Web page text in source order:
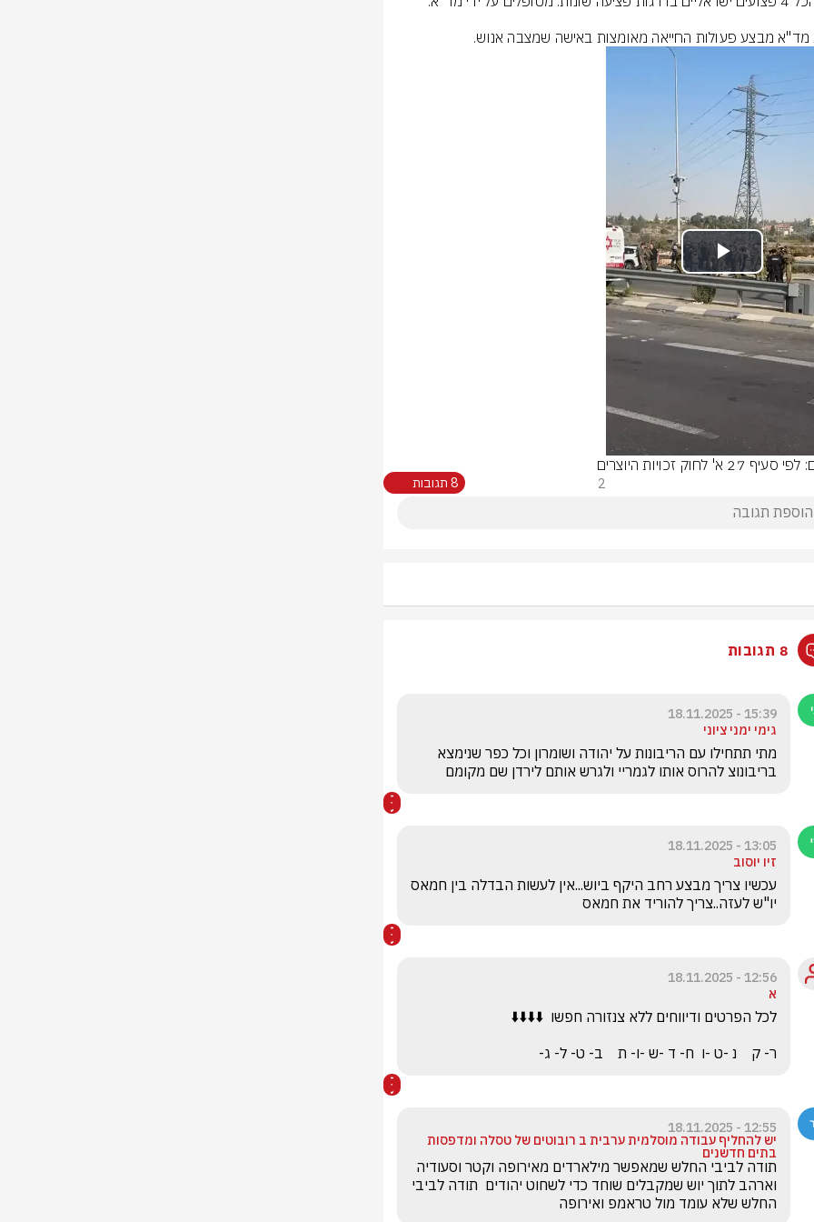
מד"א מבצע פעולות החייאה מאומצות באישה שמצבה אנוש.
Play
Video
27 א' לחוק זכויות היוצרים
2 8 תגובות
8 תגובות
15:39 - 18.11.2025
גימי ימני ציוני
בריבונוצ להרוס אותו לגמריי ולגרש אותם לירדן שם מקומם
13:05 - 18.11.2025
זיו יוסוב
יו"ש לעזה..צריך להוריד את חמאס
12:56 - 18.11.2025
א
ר- ק    נ -ט -ו  ח- ד -ש -ו- ת    ב- ט- ל- ג-
12:55 - 18.11.2025
יש להחליף עבודה מוסלמית ערבית ב רובוטים של טסלה ומדפסות
בתים חדשנים
החלש שלא עומד מול טראמפ ואירופה